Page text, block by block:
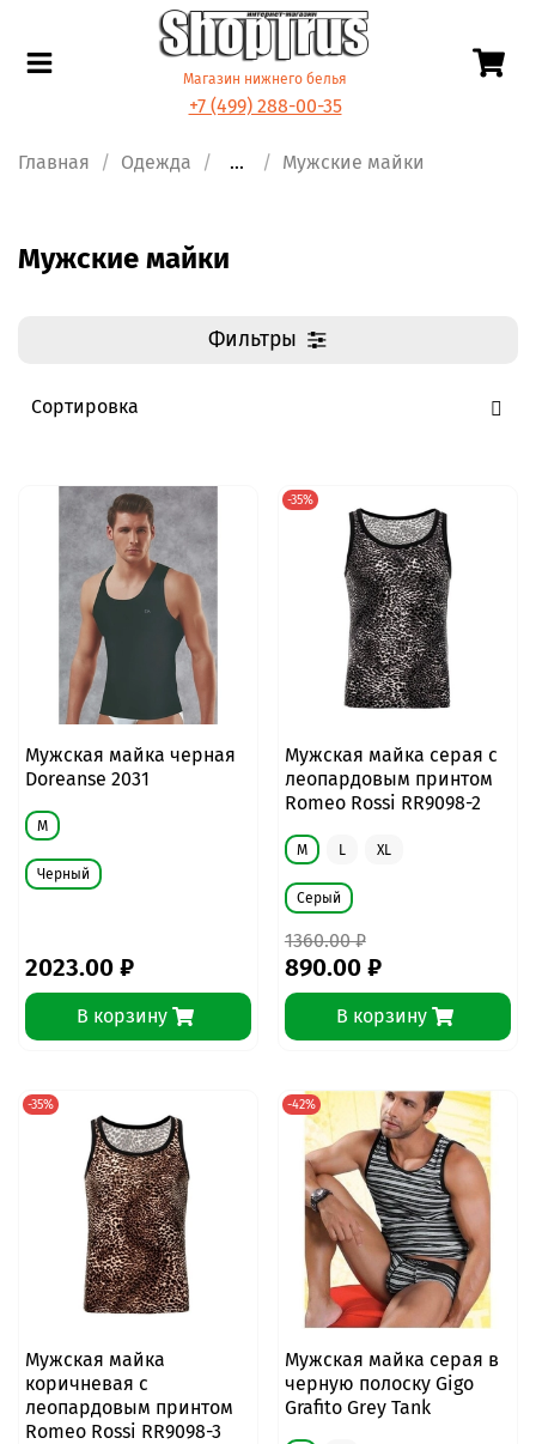
Магазин нижнего белья
+7 (499) 288-00-35
Главная Одежда ... Мужские майки
Мужские майки
Фильтры
Мужская майка черная
Doreanse 2031
M
Черный
2023.00 ₽
В корзину
-35%
Мужская майка серая с
леопардовым принтом
Romeo Rossi RR9098-2
M L XL
Серый
1360.00 ₽
890.00 ₽
В корзину
-35%
Мужская майка
коричневая с
леопардовым принтом
Romeo Rossi RR9098-3
-42%
Мужская майка серая в
черную полоску Gigo
Grafito Grey Tank